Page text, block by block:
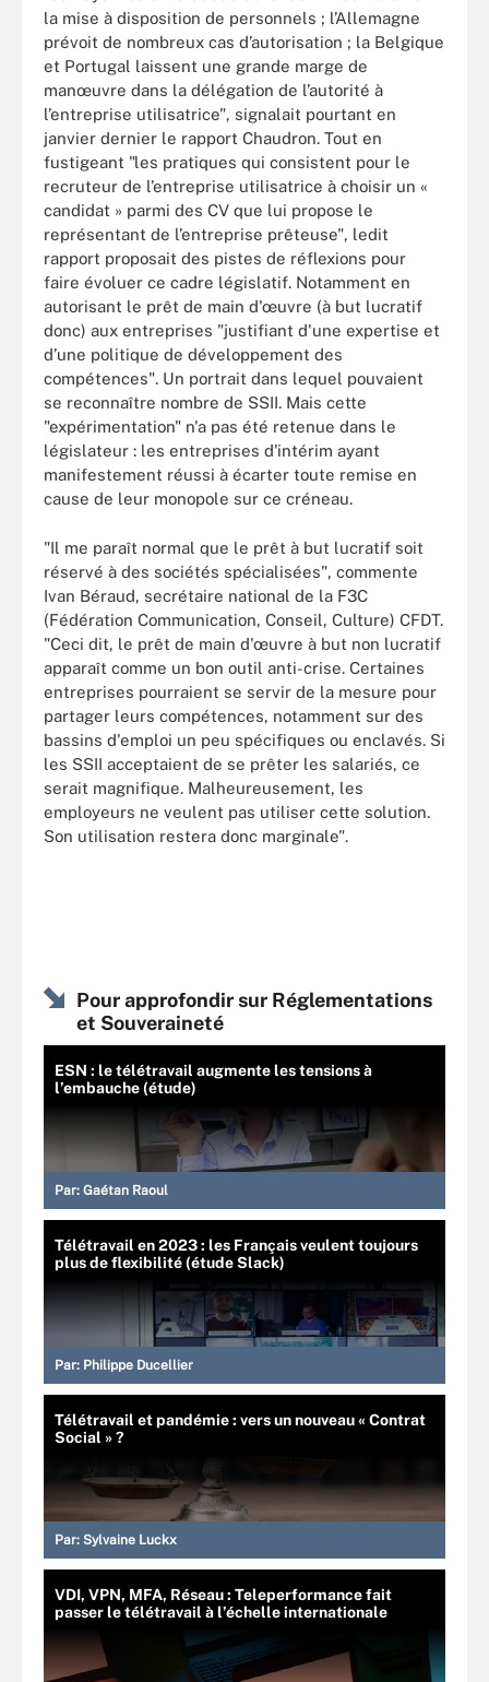
la mise à disposition de personnels ; l’Allemagne
prévoit de nombreux cas d’autorisation ; la Belgique
et Portugal laissent une grande marge de
manœuvre dans la délégation de l’autorité à
l’entreprise utilisatrice", signalait pourtant en
janvier dernier le rapport Chaudron. Tout en
fustigeant "les pratiques qui consistent pour le
recruteur de l’entreprise utilisatrice à choisir un «
candidat » parmi des CV que lui propose le
représentant de l’entreprise prêteuse", ledit
rapport proposait des pistes de réflexions pour
faire évoluer ce cadre législatif. Notamment en
autorisant le prêt de main d'œuvre (à but lucratif
donc) aux entreprises "justifiant d'une expertise et
d’une politique de développement des
compétences". Un portrait dans lequel pouvaient
se reconnaître nombre de SSII. Mais cette
"expérimentation" n'a pas été retenue dans le
législateur : les entreprises d'intérim ayant
manifestement réussi à écarter toute remise en
cause de leur monopole sur ce créneau.
"Il me paraît normal que le prêt à but lucratif soit
réservé à des sociétés spécialisées", commente
Ivan Béraud, secrétaire national de la F3C
(Fédération Communication, Conseil, Culture) CFDT.
"Ceci dit, le prêt de main d'œuvre à but non lucratif
apparaît comme un bon outil anti-crise. Certaines
entreprises pourraient se servir de la mesure pour
partager leurs compétences, notamment sur des
bassins d'emploi un peu spécifiques ou enclavés. Si
les SSII acceptaient de se prêter les salariés, ce
serait magnifique. Malheureusement, les
employeurs ne veulent pas utiliser cette solution.
Son utilisation restera donc marginale".
Pour approfondir sur Réglementations
et Souveraineté
ESN : le télétravail augmente les tensions à
l’embauche (étude)
Par: Gaétan Raoul
Télétravail en 2023 : les Français veulent toujours
plus de flexibilité (étude Slack)
Par: Philippe Ducellier
Télétravail et pandémie : vers un nouveau « Contrat
Social » ?
Par: Sylvaine Luckx
VDI, VPN, MFA, Réseau : Teleperformance fait
passer le télétravail à l’échelle internationale